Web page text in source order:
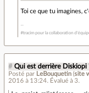
Toi ce que tu imagines,
#tracim pour la collaboration
# Qui est derrière Diskiopi
Posté par LeBouquetin (site
2016 à 13:24. Évalué à 3.